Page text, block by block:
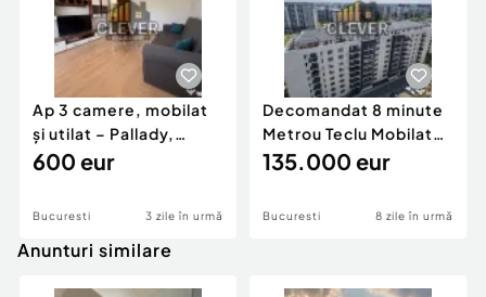
Ap 3 camere, mobilat
și utilat – Pallady,
metrou Teclu
600 eur
Bucuresti 3 zile în urmă
Decomandat 8 minute
Metrou Teclu Mobilat
Utilat Parcare T...
135.000 eur
Bucuresti 8 zile în urmă
Anunturi similare